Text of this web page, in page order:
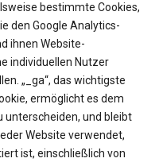
bestimmte Cookies,
den Google Analytics-
ihnen Website-
individuellen Nutzer
„_ga“, das wichtigste
ermöglicht es dem
unterscheiden, und bleibt
Website verwendet,
ist, einschließlich von